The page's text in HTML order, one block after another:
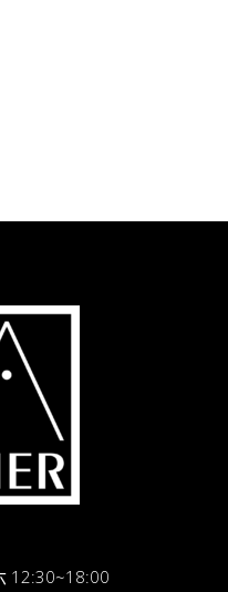
12:30~18:00